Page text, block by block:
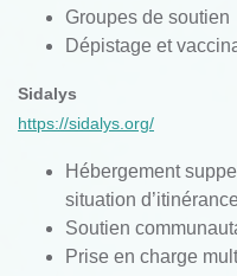
Groupes de soutien
Dépistage et
Sidalys
https://sidalys.org/
Hébergement
situation
Soutien
Prise en charge